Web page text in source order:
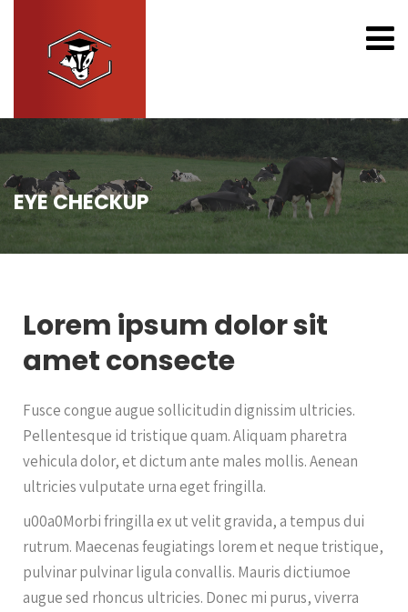
EYE CHECKUP
Lorem ipsum dolor sit
amet consecte
Fusce congue augue sollicitudin dignissim ultricies.
Pellentesque id tristique quam. Aliquam pharetra
vehicula dolor, et dictum ante males mollis. Aenean
ultricies vulputate urna eget fringilla.
u00a0Morbi fringilla ex ut velit gravida, a tempus dui
rutrum. Maecenas feugiatings lorem et neque tristique,
pulvinar pulvinar ligula convallis. Mauris dictiumoe
augue sed rhoncus ultricies. Donec mi purus, viverra